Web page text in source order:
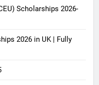
Scholarships 2026-
2026 in UK | Fully